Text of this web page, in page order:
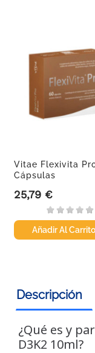
Vitae Flexivita
Cápsulas
Precio
25,79 €
Añadir Al Carrito
Descripción
¿Qué es y
D3K2 10ml?